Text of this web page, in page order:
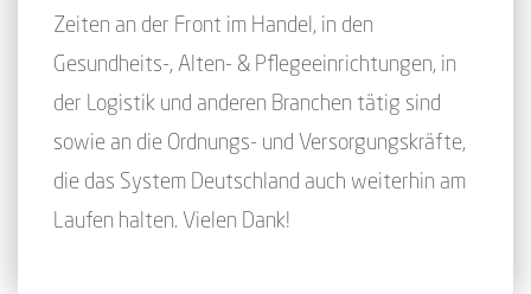
Zeiten an der Front im Handel, in den
Gesundheits-, Alten- & Pflegeeinrichtungen, in
der Logistik und anderen Branchen tätig sind
sowie an die Ordnungs- und Versorgungskräfte,
die das System Deutschland auch weiterhin am
Laufen halten. Vielen Dank!